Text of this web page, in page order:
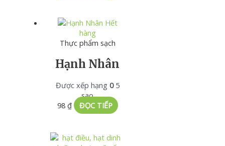
Hết
hàng
Thực phẩm sạch
Hạnh Nhân
Được xếp hạng 05
sao
98 ₫ ĐỌC TIẾP